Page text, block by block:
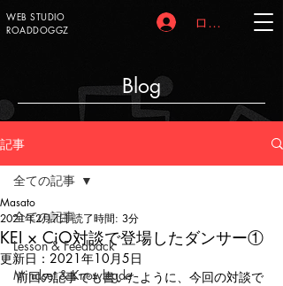
WEB STUDIO
ROADDOGGZ
ログイン
Blog
記事
全ての記事
Lesson & Feedback
Mindset & Knowlegde
全ての記事
KEI × CiO対談で登場したダンサー①
Masato
2021年2月7日 読了時間: 3分
更新日： 2021年10月5日
前回の記事でも書いたように、今回の対談で